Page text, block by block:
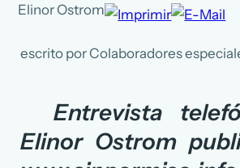
Elinor Ostrom
escrito por Colaboradores
Entrevista
Elinor Ostrom